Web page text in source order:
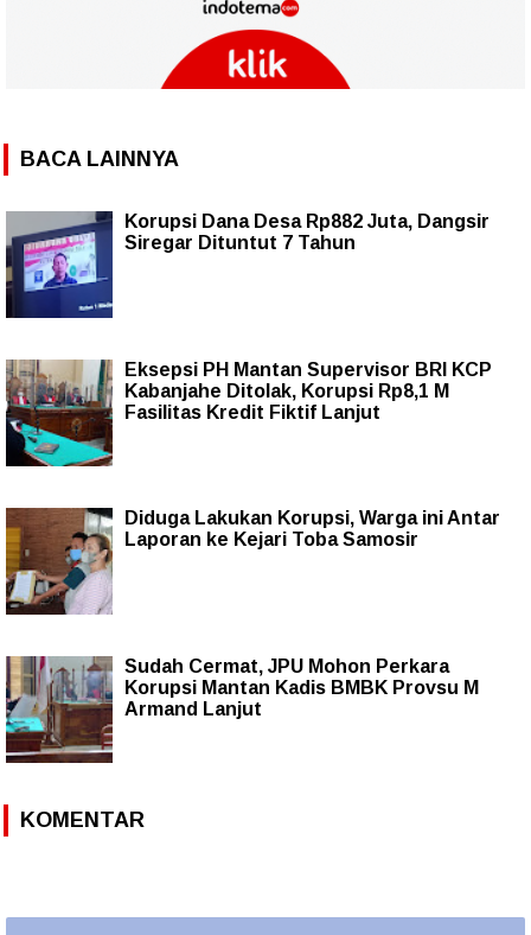
BACA LAINNYA
Korupsi Dana Desa Rp882 Juta, Dangsir
Siregar Dituntut 7 Tahun
Eksepsi PH Mantan Supervisor BRI KCP
Kabanjahe Ditolak, Korupsi Rp8,1 M
Fasilitas Kredit Fiktif Lanjut
Diduga Lakukan Korupsi, Warga ini Antar
Laporan ke Kejari Toba Samosir
Sudah Cermat, JPU Mohon Perkara
Korupsi Mantan Kadis BMBK Provsu M
Armand Lanjut
KOMENTAR